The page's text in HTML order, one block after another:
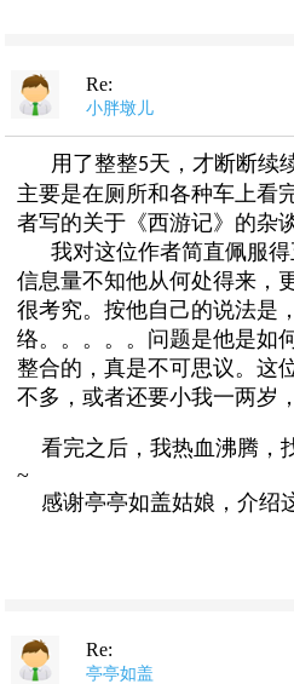
Re:
小胖墩儿
用了整整5天，才断断
主要是在厕所和各种车上看
者写的关于《西游记》的杂
我对这位作者简直佩服
信息量不知他从何处得来，
很考究。按他自己的说法是
络。。。。。问题是他是如
整合的，真是不可思议。这
不多，或者还要小我一两岁
看完之后，我热血沸腾，
~
感谢亭亭如盖姑娘，介绍
Re:
亭亭如盖